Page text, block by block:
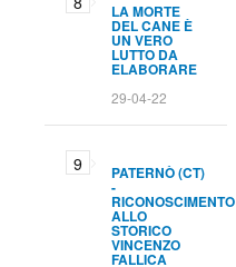
LA MORTE
DEL CANE È
UN VERO
LUTTO DA
ELABORARE
29-04-22
PATERNÒ (CT)
-
RICONOSCIMENTO
ALLO
STORICO
VINCENZO
FALLICA